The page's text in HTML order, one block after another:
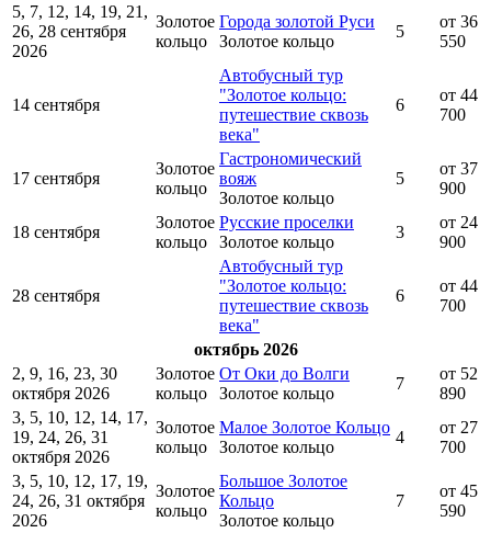
5, 7, 12, 14, 19, 21,
26, 28 сентября
2026
Золотое
кольцо
Города золотой Руси
Золотое кольцо
5
от 36
550
14 сентября
Автобусный тур
"Золотое кольцо:
путешествие сквозь
века"
6
от 44
700
17 сентября
Золотое
кольцо
Гастрономический
вояж
Золотое кольцо
5
от 37
900
18 сентября
Золотое
кольцо
Русские проселки
Золотое кольцо
3
от 24
900
28 сентября
Автобусный тур
"Золотое кольцо:
путешествие сквозь
века"
6
от 44
700
октябрь 2026
2, 9, 16, 23, 30
октября 2026
Золотое
кольцо
От Оки до Волги
Золотое кольцо
7
от 52
890
3, 5, 10, 12, 14, 17,
19, 24, 26, 31
октября 2026
Золотое
кольцо
Малое Золотое Кольцо
Золотое кольцо
4
от 27
700
3, 5, 10, 12, 17, 19,
24, 26, 31 октября
2026
Золотое
кольцо
Большое Золотое
Кольцо
Золотое кольцо
7
от 45
590